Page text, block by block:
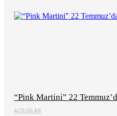
AÇILIŞLAR
“Pink Martini” 22